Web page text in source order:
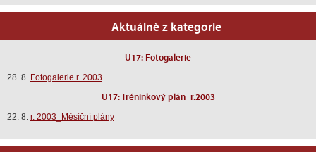
Aktuálně z kategorie
U17: Fotogalerie
28. 8. Fotogalerie r. 2003
U17: Tréninkový plán_r.2003
22. 8. r. 2003_Měsíční plány